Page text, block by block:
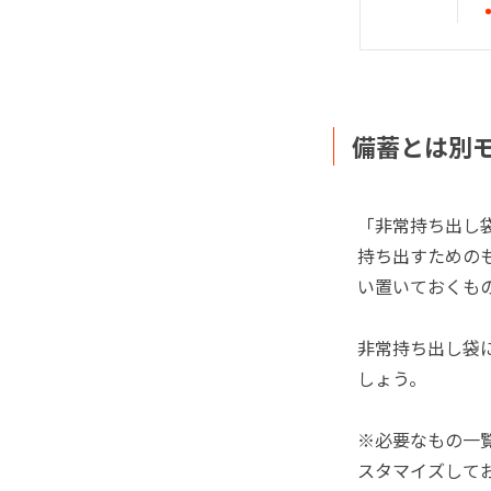
備蓄とは別
「非常持ち出し
持ち出すための
い置いておくも
非常持ち出し袋
しょう。
※必要なもの一
スタマイズして